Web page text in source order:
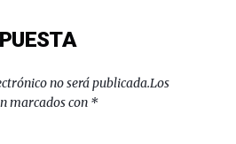
no será publicada.Los
marcados con *